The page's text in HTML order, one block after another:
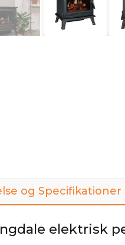
og Specifikationer
elektrisk